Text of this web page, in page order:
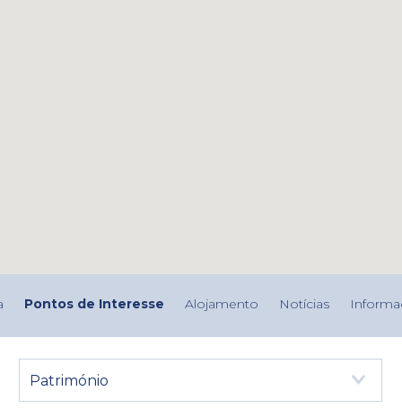
Pontos de Interesse Alojamento Notícias
Património